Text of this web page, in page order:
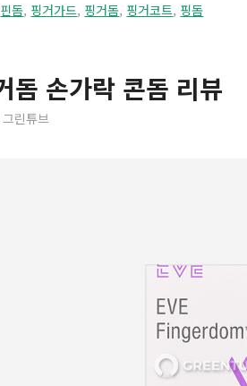
핀돔, 핑거가드, 핑거돔, 핑거코트, 핑돔
돔 손가락 콘돔 리뷰
그린튜브